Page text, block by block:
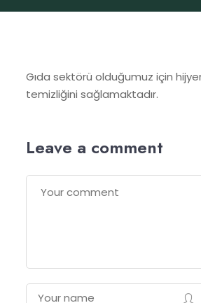
Gıda sektörü olduğumuz için
temizliğini sağlamaktadır.
Leave a comment